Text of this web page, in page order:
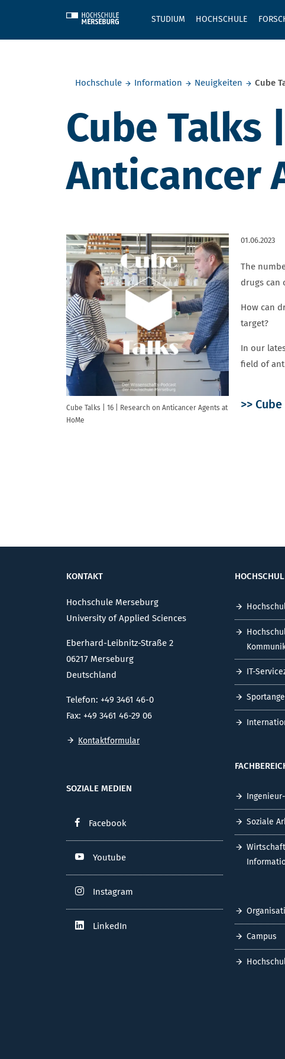
STUDIUM HOCHSCHULE
Hochschule
Information Neuigkeiten Cube
Cube Talks
Anticancer
Cube Talks | 16 | Research on Anticancer Agents at
HoMe
01.06.2023
The
drugs can
How can
target?
In our
field of
>>
KONTAKT
Hochschule Merseburg
University of Applied Sciences
Eberhard-Leibnitz-Straße 2
06217 Merseburg
Deutschland
Telefon: +49 3461 46-0
Fax: +49 3461 46-29 06
Kontaktformular
SOZIALE MEDIEN
Facebook
Youtube
Instagram
LinkedIn
IT-
Soziale
Campus